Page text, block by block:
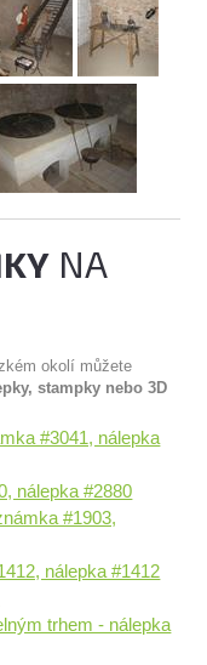
NA
okolí můžete
stampky nebo 3D
#3041, nálepka
nálepka #2880
#1903,
nálepka #1412
trhem - nálepka